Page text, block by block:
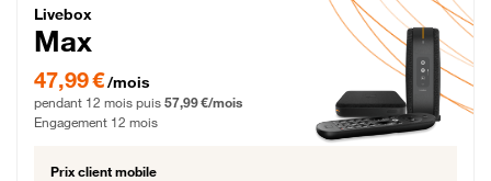
Livebox Max Fibre
Livebox
Max
47,99 € par mois pendant 12 mois puis 57,99 € par mois, Engagement 12 mois
47,99 €/mois
pendant 12 mois puis 57,99 €/mois
Engagement 12 mois
Prix client mobile